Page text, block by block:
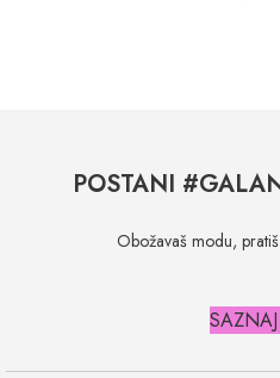
POSTANI
Obožavaš modu,